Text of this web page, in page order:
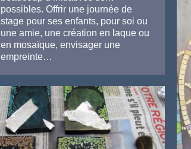
possibles. Offrir une journée de
stage pour ses enfants, pour soi ou
une amie, une création en laque ou
en mosaïque, envisager une
empreinte…